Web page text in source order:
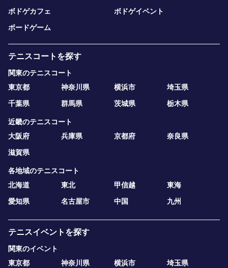
ボドゲカフェ
ボドゲイベント
ボードゲーム
テニスコートを探す
関東のテニスコート
東京都
神奈川県 横浜市
埼玉県
千葉県
群馬県 茨城県 栃木県
近畿のテニスコート
大阪府
兵庫県 京都府
奈良県
滋賀県
各地域のテニスコート
北海道
東北 甲信越
東海
愛知県
名古屋市 中国 九州
テニスイベントを探す
関東のイベント
東京都
神奈川県 横浜市
埼玉県